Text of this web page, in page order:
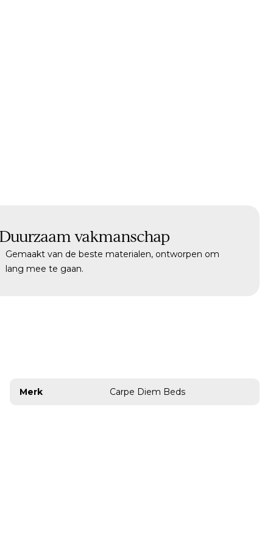
Duurzaam vakmanschap
Gemaakt van de beste materialen, ontworpen om
lang mee te gaan.
Merk Carpe Diem Beds